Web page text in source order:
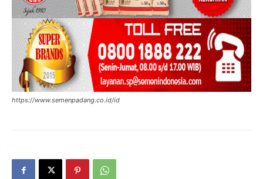
https://www.semenpadang.co.id/id